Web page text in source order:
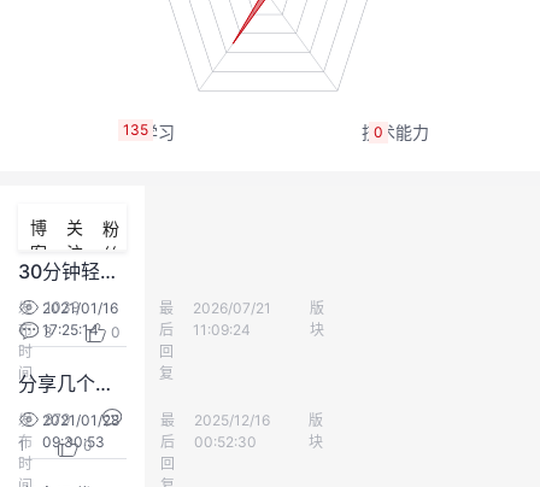
注
证
实
验
的
收
藏
议
0
135
博
客
关
注
粉
丝
30分钟轻松搭建网站应用
发
布
时
间
2021/01/16
17:25:14
最
后
回
复
yd_213076323
2026/07/21
11:09:24
版
块
1039
3
0
分享几个开源的框架
发
布
时
2021/01/28
09:30:53
最
后
回
ericyonng
2025/12/16
00:52:30
版
块
879
1
0